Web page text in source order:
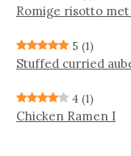
Ro­mi­ge ri­sot­to
5 (1)
Stuffed curried
4 (1)
Chicken Ramen I